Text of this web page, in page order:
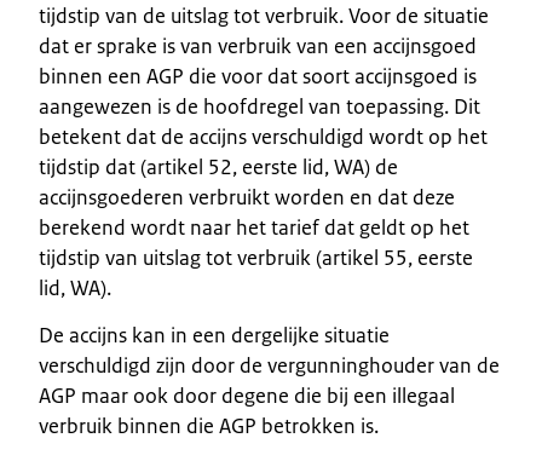
tijdstip van de uitslag tot verbruik. Voor de situatie
dat er sprake is van verbruik van een accijnsgoed
binnen een AGP die voor dat soort accijnsgoed is
aangewezen is de hoofdregel van toepassing. Dit
betekent dat de accijns verschuldigd wordt op het
tijdstip dat (artikel 52, eerste lid, WA) de
accijnsgoederen verbruikt worden en dat deze
berekend wordt naar het tarief dat geldt op het
tijdstip van uitslag tot verbruik (artikel 55, eerste
lid, WA).
De accijns kan in een dergelijke situatie
verschuldigd zijn door de vergunninghouder van de
AGP maar ook door degene die bij een illegaal
verbruik binnen die AGP betrokken is.